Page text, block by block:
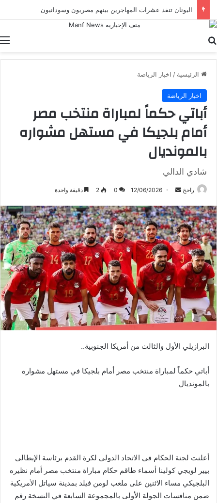
اليونان تنقذ عشرات المهاجرين بينهم مصريون وسودانيون
الرئيسية / اخبار الرياضة
اخبار الرياضة
أباتي حكماً لمباراة منتخب مصر
أمام بلجيكا في مستهل مشواره
بالمونديال
شادي الدالي
راحخ
أرسل
إلكترونيا
12/06/2026
0
2 دقيقة واحدة
البرازيلي الأول والثالث من أمريكا الجنوبية..
أباتي حكماً لمباراة منتخب مصر أمام بلجيكا في مستهل مشواره
بالمونديال
أعلنت لجنة الحكام في الاتحاد الدولي لكرة القدم برئاسة الإيطالي
بيير لويجي كولينا أسماء طاقم حكام مباراة منتخب مصر أمام نظيره
البلجيكي مساء الاثنين على ملعب لومن فيلد بمدينة سياتل الأمريكية
ضمن منافسات الجولة الأولى بالمجموعة السابعة في النسخة رقم